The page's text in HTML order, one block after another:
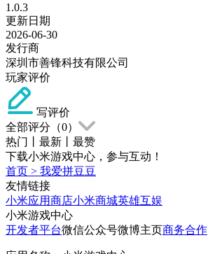
1.0.3
更新日期
2026-06-30
发行商
深圳市善锋科技有限公司
玩家评价
写评价
全部评分（0）
热门
最新
最赞
下载小米游戏中心，参与互动！
首页 > 我爱拼豆豆
友情链接
小米应用商店小米商城英雄互娱
小米游戏中心
开发者平台微信公众号微博主页商务合作